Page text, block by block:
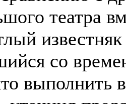
театра
со
выполнить